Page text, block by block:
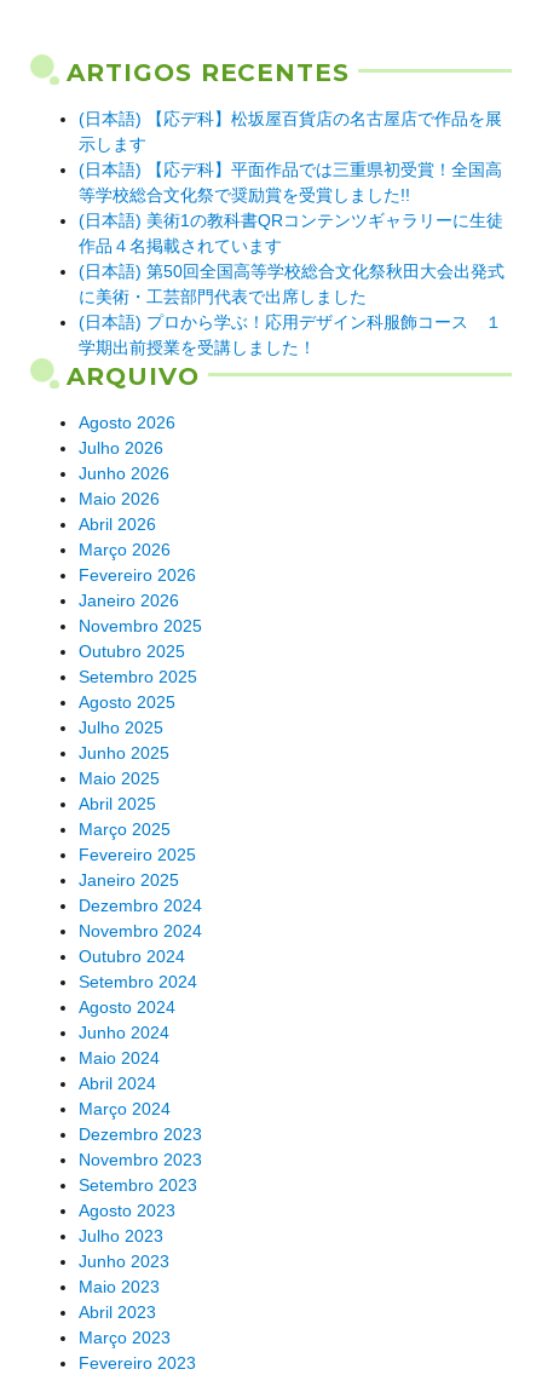
ARTIGOS RECENTES
(日本語) 【応デ科】松坂屋百貨店の名古屋店で作品を展
示します
(日本語) 【応デ科】平面作品では三重県初受賞！全国高
等学校総合文化祭で奨励賞を受賞しました!!
(日本語) 美術1の教科書QRコンテンツギャラリーに生徒
作品４名掲載されています
(日本語) 第50回全国高等学校総合文化祭秋田大会出発式
に美術・工芸部門代表で出席しました
(日本語) プロから学ぶ！応用デザイン科服飾コース １
学期出前授業を受講しました！
ARQUIVO
Agosto 2026
Julho 2026
Junho 2026
Maio 2026
Abril 2026
Março 2026
Fevereiro 2026
Janeiro 2026
Novembro 2025
Outubro 2025
Setembro 2025
Agosto 2025
Julho 2025
Junho 2025
Maio 2025
Abril 2025
Março 2025
Fevereiro 2025
Janeiro 2025
Dezembro 2024
Novembro 2024
Outubro 2024
Setembro 2024
Agosto 2024
Junho 2024
Maio 2024
Abril 2024
Março 2024
Dezembro 2023
Novembro 2023
Setembro 2023
Agosto 2023
Julho 2023
Junho 2023
Maio 2023
Abril 2023
Março 2023
Fevereiro 2023